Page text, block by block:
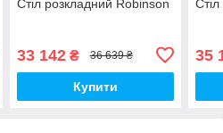
Стіл розкладний Robinson
33 142₴ 36 639 ₴
Купити
35